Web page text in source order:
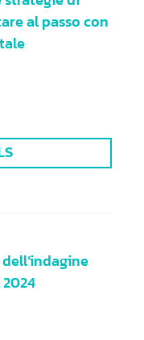
al passo con